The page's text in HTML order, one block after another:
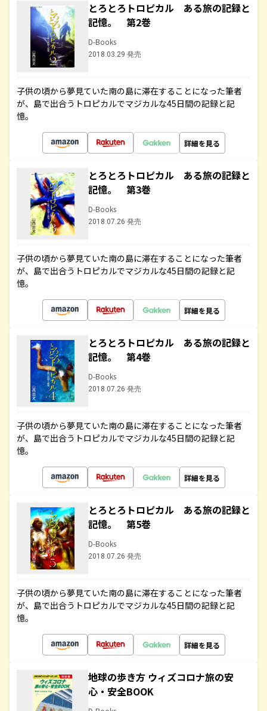
とろとろトロピカル ある旅の記録と
記憶。 第2巻
D-Books
2018.03.29 発売
子供の頃から夢見ていた南の島に滞在することになった筆者
が、島で出合うトロピカルでマジカルな45日間の記録と記
憶。
詳細を見る
とろとろトロピカル ある旅の記録と
記憶。 第3巻
D-Books
2018.07.26 発売
子供の頃から夢見ていた南の島に滞在することになった筆者
が、島で出合うトロピカルでマジカルな45日間の記録と記
憶。
詳細を見る
とろとろトロピカル ある旅の記録と
記憶。 第4巻
D-Books
2018.07.26 発売
子供の頃から夢見ていた南の島に滞在することになった筆者
が、島で出合うトロピカルでマジカルな45日間の記録と記
憶。
詳細を見る
とろとろトロピカル ある旅の記録と
記憶。 第5巻
D-Books
2018.07.26 発売
子供の頃から夢見ていた南の島に滞在することになった筆者
が、島で出合うトロピカルでマジカルな45日間の記録と記
憶。
詳細を見る
地球の歩き方 ウィズコロナ旅の安
心・安全BOOK